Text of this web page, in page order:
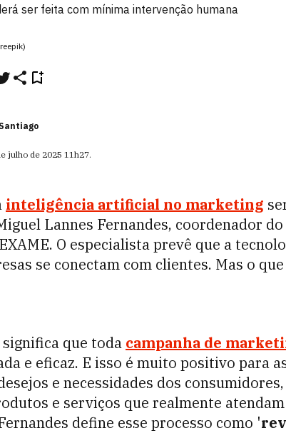
ser feita com mínima intervenção humana
julho de 2025 11h27.
inteligência artificial no marketing
Lannes Fernandes, coordenador
O especialista prevê que a
se conectam com clientes. Mas o
que toda campanha de
e eficaz. E isso é muito positivo para
e necessidades dos
e serviços que realmente
define esse processo como '